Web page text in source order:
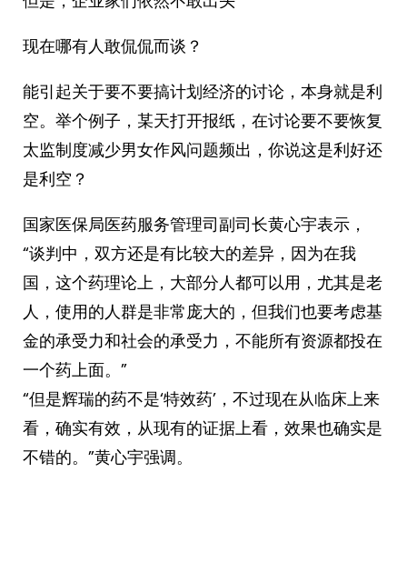
现在哪有人敢侃侃而谈？
能引起关于要不要搞计划经济的讨论，本身就是利
空。举个例子，某天打开报纸，在讨论要不要恢复
太监制度减少男女作风问题频出，你说这是利好还
是利空？ ​​​
国家医保局医药服务管理司副司长黄心宇表示，
“谈判中，双方还是有比较大的差异，因为在我
国，这个药理论上，大部分人都可以用，尤其是老
人，使用的人群是非常庞大的，但我们也要考虑基
金的承受力和社会的承受力，不能所有资源都投在
一个药上面。”
“但是辉瑞的药不是‘特效药’，不过现在从临床上来
看，确实有效，从现有的证据上看，效果也确实是
不错的。”黄心宇强调。